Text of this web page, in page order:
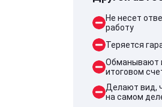
Не несет
работу
Теряется
Обманывают
итоговом
Делают вид,
на самом